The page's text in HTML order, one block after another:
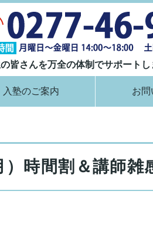
ボ｜群馬県桐生市
皆さんを万全の体制でサポートし
入塾のご案内 お問
）時間割＆講師雑